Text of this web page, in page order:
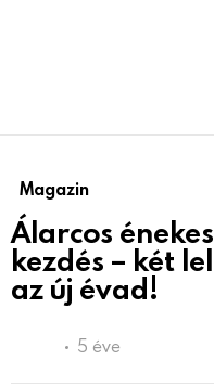
Magazin
Álarcos
kezdés – két
az új évad!
5 éve